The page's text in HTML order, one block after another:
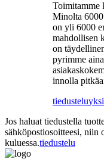
Toimitamme
Minolta
on yli 6000
mahdollisen
on
pyrimme
innolla
tiedustelu
Jos haluat tiedustella
sähköpostiosoitteesi, niin
kuluessa.tiedustelu